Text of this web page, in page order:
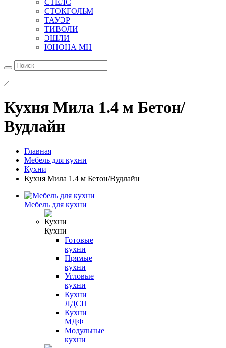
СТЕЛС
СТОКГОЛЬМ
ТАУЭР
ТИВОЛИ
ЭШЛИ
ЮНОНА МН
Кухня Мила 1.4 м Бетон/
Вудлайн
Главная
Мебель для кухни
Кухни
Кухня Мила 1.4 м Бетон/Вудлайн
Мебель для кухни
Кухни
Готовые
кухни
Прямые
кухни
Угловые
кухни
Кухни
ЛДСП
Кухни
МДФ
Модульные
кухни